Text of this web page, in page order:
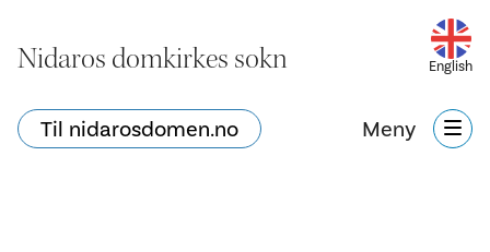
Nidaros domkirkes sokn English
Til nidarosdomen.no Meny